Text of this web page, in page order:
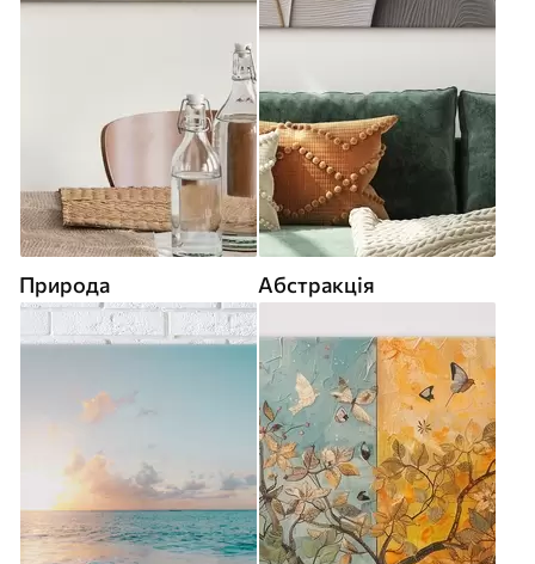
Природа Абстракція